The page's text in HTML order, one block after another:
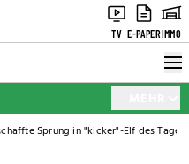
TV E-PAPERIMMO
Sprung in "kicker"-Elf des Tages